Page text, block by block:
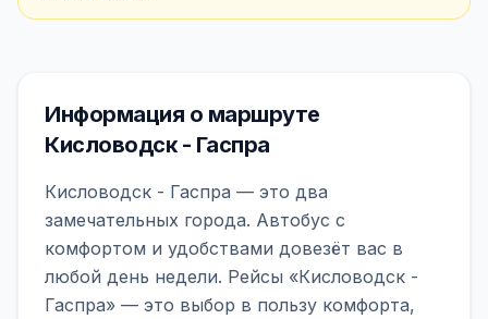
Информация о маршруте
Кисловодск - Гаспра
Кисловодск - Гаспра — это два
замечательных города. Автобус с
комфортом и удобствами довезёт вас в
любой день недели. Рейсы «Кисловодск -
Гаспра» — это выбор в пользу комфорта,